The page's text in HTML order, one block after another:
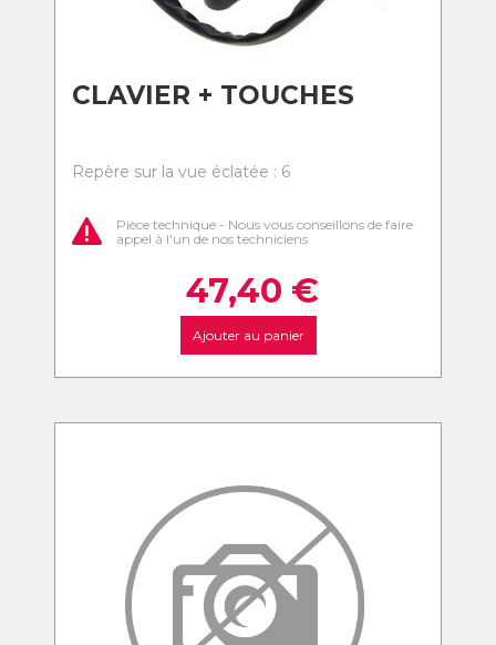
CLAVIER + TOUCHES
Repère sur la vue éclatée : 6
Pièce technique - Nous vous conseillons de faire
appel à l'un de nos techniciens
47,40 €
Ajouter au panier